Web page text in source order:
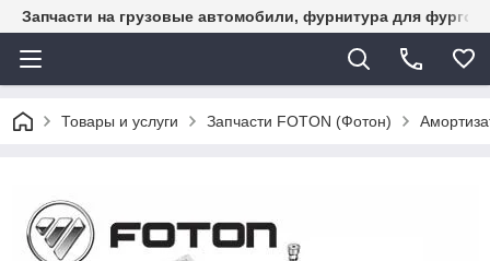
Запчасти на грузовые автомобили, фурнитура для
Товары и услуги Запчасти FOTON (Фотон)